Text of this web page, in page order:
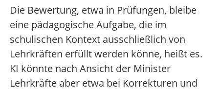
Die Bewertung, etwa in Prüfungen, bleibe
eine pädagogische Aufgabe, die im
schulischen Kontext ausschließlich von
Lehrkräften erfüllt werden könne, heißt es.
KI könnte nach Ansicht der Minister
Lehrkräfte aber etwa bei Korrekturen und